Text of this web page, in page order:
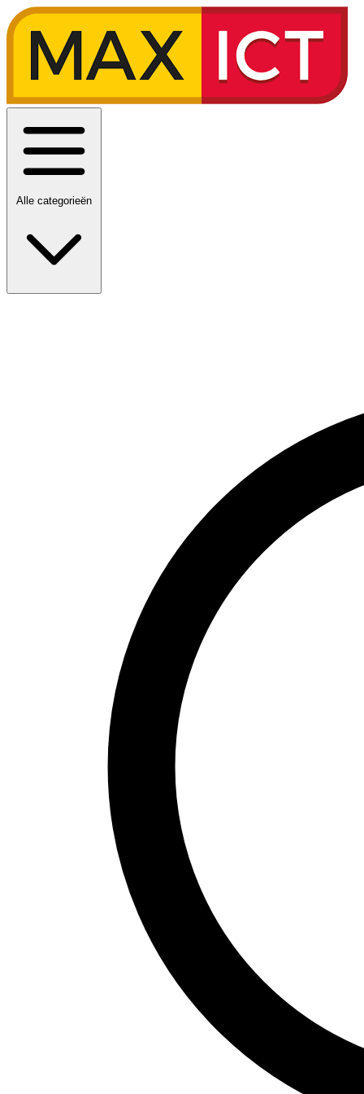
Alle categorieën